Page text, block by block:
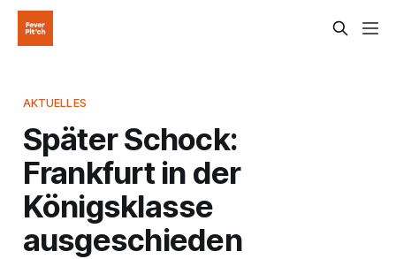
AKTUELLES
Später Schock:
Frankfurt in der
Königsklasse
ausgeschieden